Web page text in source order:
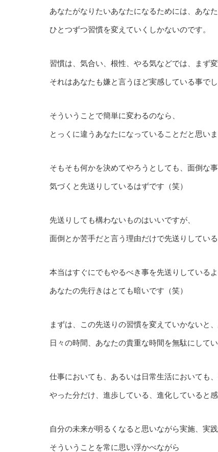
あなたがなりたいあなたになるためには、あな
ひとつずつ習慣を変えていくしかないのです。
習慣は、気合い、根性、やる気などでは、まず変
それはあなたも嫌と言うほど実感している事でし
そういうことで簡単に変わるのなら、
とっくに違うあなたになっていることだと思いま
そもそも何かを決めてやろうとしても、面倒な事
気づくと先送りしているはずです（笑）
先送りしても構わないものはいいですが、
面倒とか苦手だと言う理由だけで先送りしている
本当はすぐにでもやるべき事を先送りしているよ
あなたの先行きはとても暗いです（笑）
まずは、この先送りの習慣を変えていかないと、
日々の時間、あなたの貴重な時間を無駄にして
仕事においても、あるいは日常生活においても、
やった分だけ、進歩している、進化していると
自分の未来が明るくなると思いながら実施、実践
そういうことを常に思い浮かべながら